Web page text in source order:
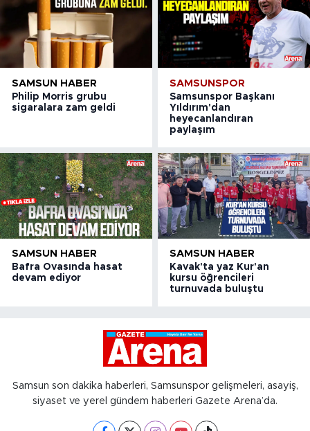
SAMSUN HABER
Philip Morris grubu
sigaralara zam geldi
SAMSUNSPOR
Samsunspor Başkanı
Yıldırım'dan
heyecanlandıran
paylaşım
SAMSUN HABER
Bafra Ovasında hasat
devam ediyor
SAMSUN HABER
Kavak'ta yaz Kur'an
kursu öğrencileri
turnuvada buluştu
Samsun son dakika haberleri, Samsunspor gelişmeleri, asayiş,
siyaset ve yerel gündem haberleri Gazete Arena’da.